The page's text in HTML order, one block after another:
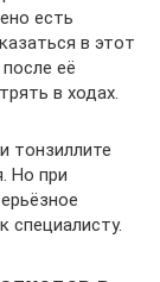
есть
в этот
её
в ходах.
тонзиллите
Но при
специалисту.